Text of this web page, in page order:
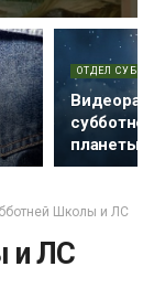
ОТДЕЛ
планеты
Школы и ЛС
и ЛС